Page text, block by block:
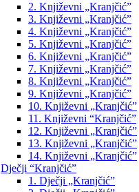
2. Književni „Kranjčić”
3. Književni „Kranjčić”
4. Književni „Kranjčić”
5. Književni „Kranjčić”
6. Književni „Kranjčić”
7. Književni „Kranjčić”
8. Književni „Kranjčić”
9. Književni „Kranjčić”
10. Književni „Kranjčić”
11. Književni “Kranjčić”
12. Književni „Kranjčić”
13. Književni „Kranjčić”
14. Književni „Kranjčić”
Dječji “Kranjčić”
1. Dječji „Kranjčić”